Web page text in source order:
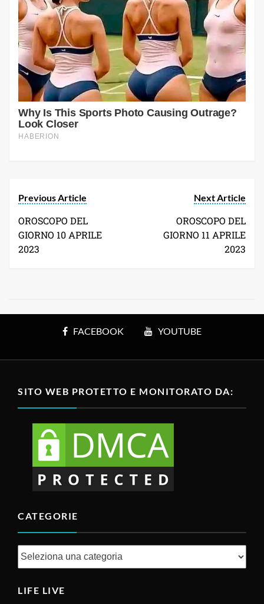
Previous Article
OROSCOPO DEL
GIORNO 10 APRILE
2023
Next Article
OROSCOPO DEL
GIORNO 11 APRILE
2023
FACEBOOK YOUTUBE
SITO WEB PROTETTO E MONITORATO DA:
CATEGORIE
Categorie
LIFE LIVE